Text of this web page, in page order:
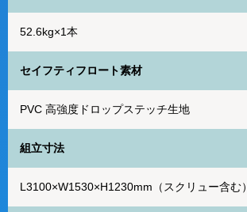
52.6kg×1本
セイフティフロート素材
PVC 高強度ドロップステッチ生地
組立寸法
L3100×W1530×H1230mm（スクリュー含む）